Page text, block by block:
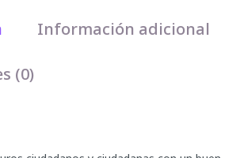
Información adicional
(0)